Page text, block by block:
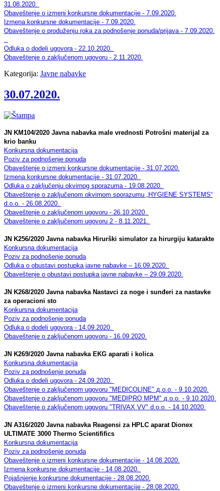
31.08.2020.
Obaveštenje o izmeni konkursne dokumentacije - 7.09.2020.
Izmena konkursne dokumentacije - 7.09.2020.
Obaveštenje o produženju roka za podnošenje ponuda/prijava - 7.09.2020.
Odluka o dodeli ugovora - 22.10.2020.
Obaveštenje o zaključenom ugovoru - 2.11.2020.
Kategorija: Javne nabavke
30.07.2020.
JN KM104/2020 Javna nabavka male vrednosti Potrošni materijal za
krio banku
Konkursna dokumentacija
Poziv za podnošenje ponuda
Obaveštenje o izmeni konkursne dokumentacije - 31.07.2020.
Izmena konkursne dokumentacije - 31.07.2020.
Odluka o zaključenju okvirnog sporazuma - 19.08.2020.
Obaveštenje o zaključenom okvirnom sporazumu „HYGIENE SYSTEMS“
d.o.o. - 26.08.2020.
Obaveštenje o zaključenom ugovoru - 26.10.2020.
Obaveštenje o zaključenom ugovoru 2 - 8.11.2021.
JN K256/2020 Javna nabavka Hirurški simulator za hirurgiju katarakte
Konkursna dokumentacija
Poziv za podnošenje ponuda
Odluka o obustavi postupka javne nabavke – 16.09.2020.
Obaveštenje o obustavi postupka javne nabavke – 29.09.2020.
JN K268/2020 Javna nabavka Nastavci za noge i sunđeri za nastavke
za operacioni sto
Konkursna dokumentacija
Poziv za podnošenje ponuda
Odluka o dodeli ugovora - 14.09.2020.
Obaveštenje o zaključenom ugovoru - 16.09.2020.
JN K269/2020 Javna nabavka EKG aparati i kolica
Konkursna dokumentacija
Poziv za podnošenje ponuda
Odluka o dodeli ugovora - 24.09.2020.
Obaveštenje o zaključenom ugovoru "MEDICOLINE" д.o.o. - 9.10.2020.
Obaveštenje o zaključenom ugovoru "MEDIPRO MPM" д.o.o. - 9.10.2020.
Obaveštenje o zaključenom ugovoru "TRIVAX VV" d.o.o. - 14.10.2020.
JN A316/2020 Javna nabavka Reagensi za HPLC aparat Dionex
ULTIMATE 3000 Thermo Scientififics
Konkursna dokumentacija
Poziv za podnošenje ponuda
Obaveštenje o izmeni konkursne dokumentacije - 14.08.2020.
Izmena konkursne dokumentacije - 14.08.2020.
Pojašnjenje konkursne dokumentacije - 28.08.2020.
Obaveštenje o izmeni konkursne dokumentacije - 28.08.2020.